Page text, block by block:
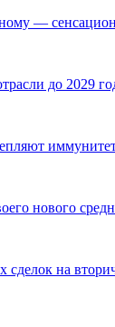
—
до 2029
нового
сделок на